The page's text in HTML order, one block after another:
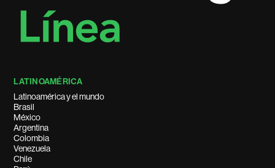
LATINOAMÉRICA
Latinoamérica y el mundo
Brasil
México
Argentina
Colombia
Venezuela
Chile